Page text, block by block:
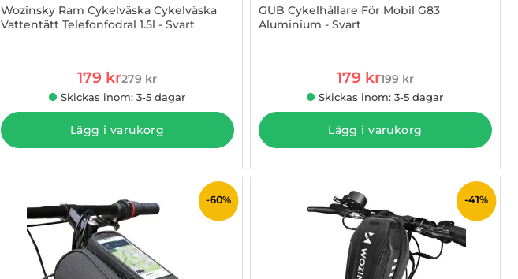
Wozinsky Ram Cykelväska Cykelväska
Vattentätt Telefonfodral 1.5l - Svart
rea pris
179 krtidigare pris
279 kr
Skickas inom: 3-5 dagar
Lägg i varukorg
GUB Cykelhållare För Mobil G83
Aluminium - Svart
rea pris
179 krtidigare pris
199 kr
Skickas inom: 3-5 dagar
Lägg i varukorg
-60% -41%